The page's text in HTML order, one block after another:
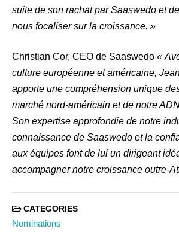
suite de son rachat par Saaswedo et
nous focaliser sur la croissance. »
Christian Cor, CEO de Saaswedo «
culture européenne et américaine,
apporte une compréhension unique
marché nord-américain et de notre
Son expertise approfondie de notre
connaissance de Saaswedo et la
aux équipes font de lui un dirigeant
accompagner notre croissance outre-
CATEGORIES
Nominations